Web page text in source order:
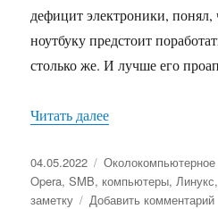
дефицит электроники,
ноутбуку предстоит
столько же. И лучше его
Читать далее
Опубликовано
04.05.2022 Рубрики
Околокомпьютерное
Opera,SMB, компьютеры,Линукс
заметку
Добавить комментарий